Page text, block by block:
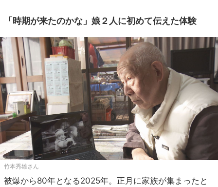
「時期が来たのかな」娘２人に初めて伝えた体験
竹本秀雄さん
被爆から80年となる2025年。正月に家族が集まったと